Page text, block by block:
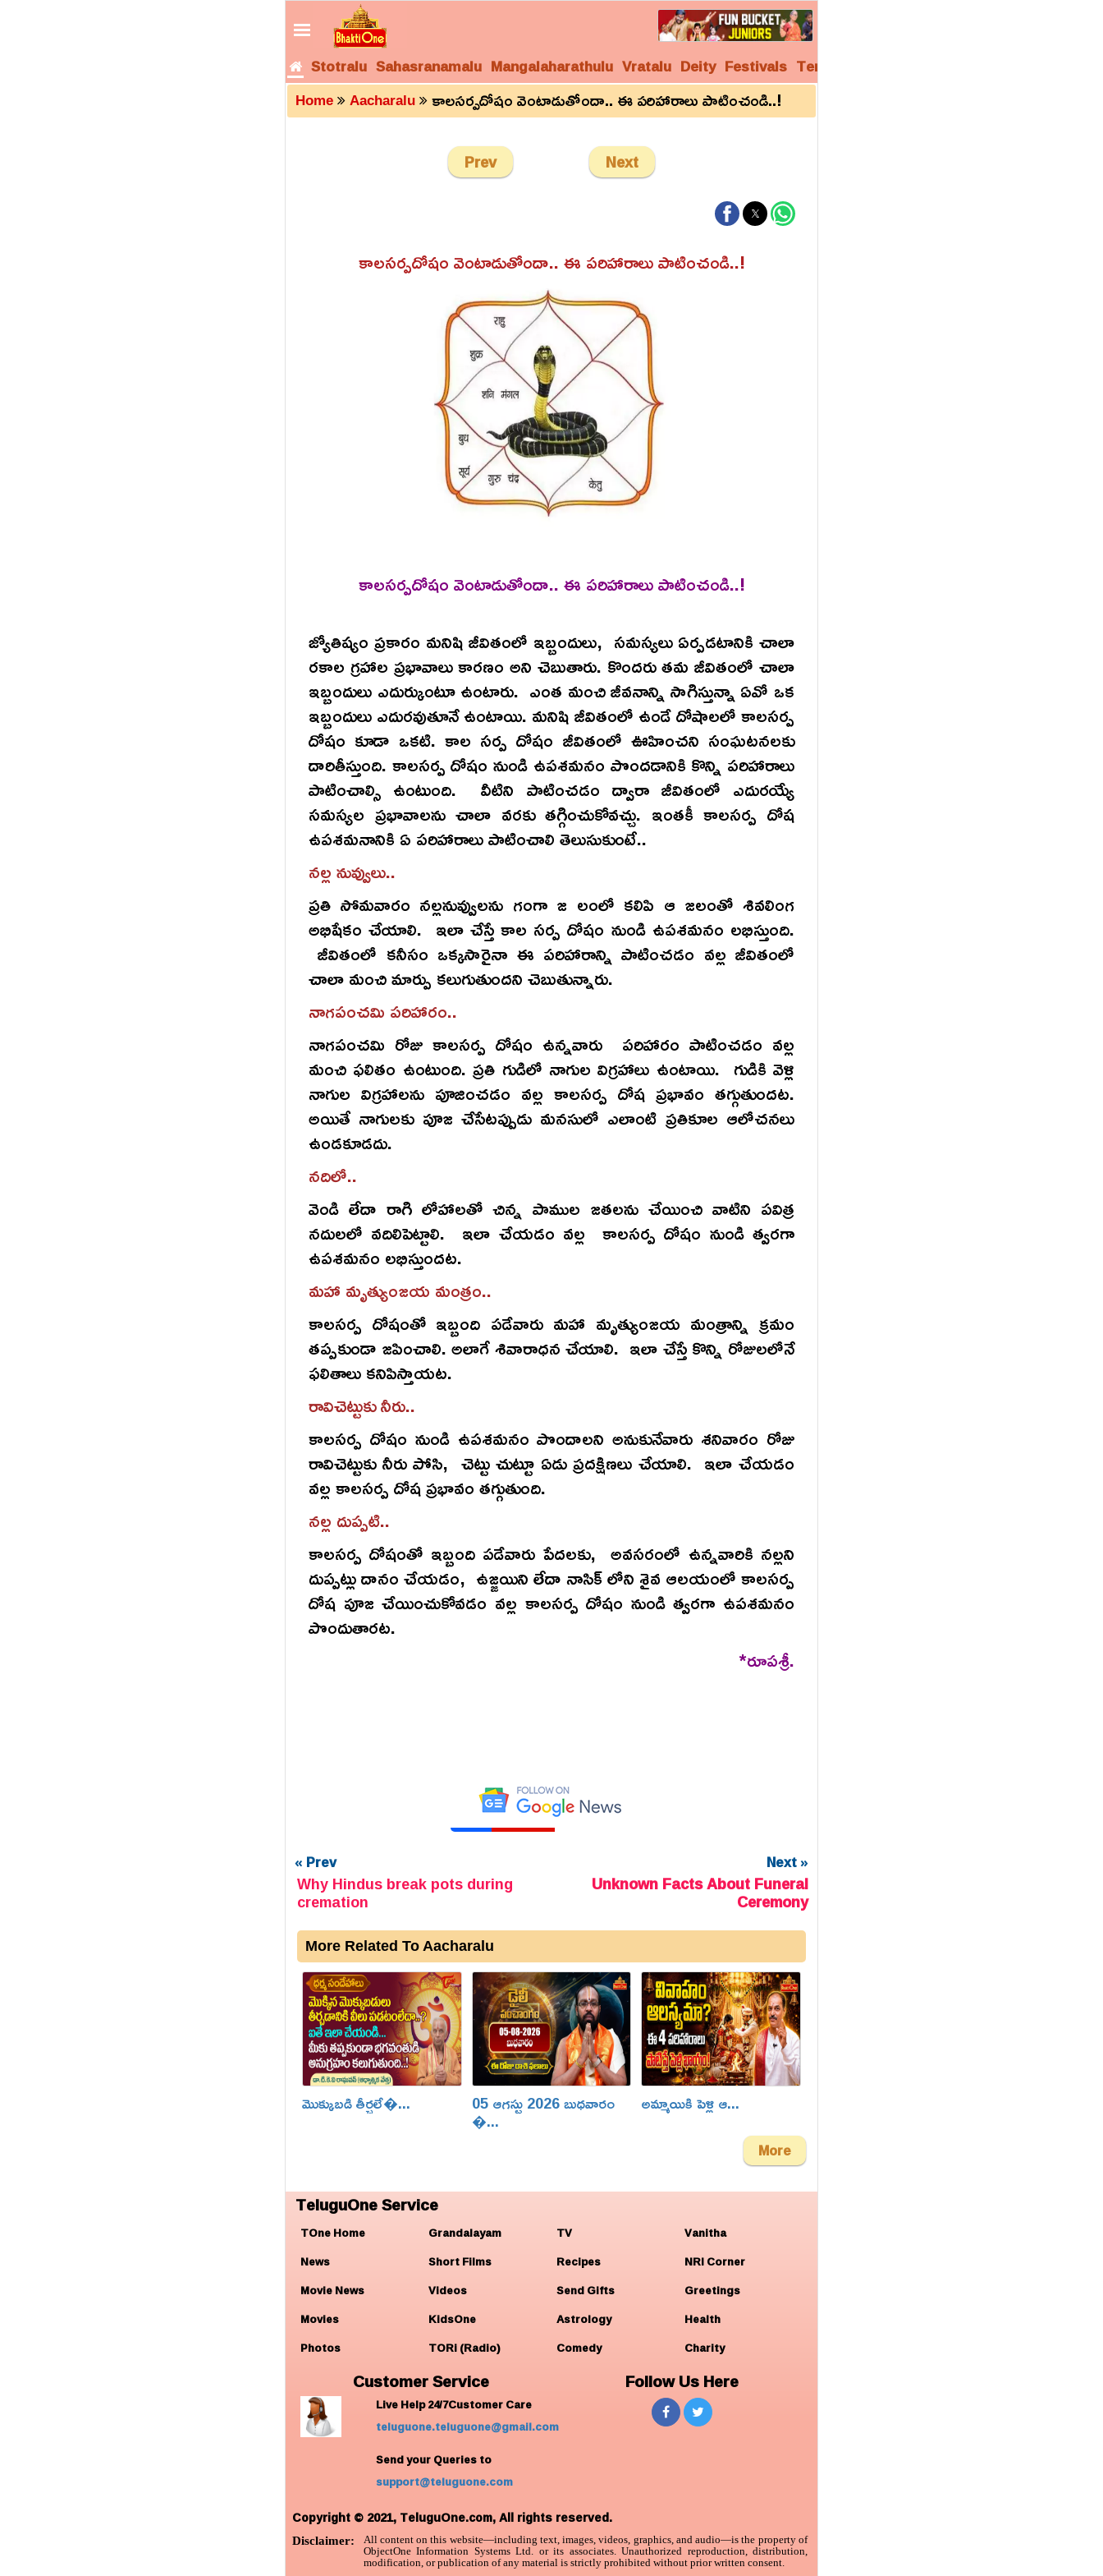
Stotralu Sahasranamalu Mangalaharathulu Vratalu Deity Festivals Temples
Home Aacharalu కాలసర్పదోషం వెంటాడుతోందా.. ఈ పరిహారాలు పాటించండి..!
Prev Next
కాలసర్పదోషం వెంటాడుతోందా.. ఈ పరిహారాలు పాటించండి..!
కాలసర్పదోషం వెంటాడుతోందా.. ఈ పరిహారాలు పాటించండి..!
జ్యోతిష్యం ప్రకారం మనిషి జీవితంలో ఇబ్బందులు, సమస్యలు ఏర్పడటానికి చాలా
రకాల గ్రహాల ప్రభావాలు కారణం అని చెబుతారు. కొందరు తమ జీవితంలో చాలా
ఇబ్బందులు ఎదుర్కుంటూ ఉంటారు. ఎంత మంచి జీవనాన్ని సాగిస్తున్నా ఏవో ఒక
ఇబ్బందులు ఎదురవుతూనే ఉంటాయి. మనిషి జీవితంలో ఉండే దోషాలలో కాలసర్ప
దోషం కూడా ఒకటి. కాల సర్ప దోషం జీవితంలో ఊహించని సంఘటనలకు
దారితీస్తుంది. కాలసర్ప దోషం నుండి ఉపశమనం పొందడానికి కొన్ని పరిహారాలు
పాటించాల్సి ఉంటుంది. వీటిని పాటించడం ద్వారా జీవితంలో ఎదురయ్యే
సమస్యల ప్రభావాలను చాలా వరకు తగ్గించుకోవచ్చు. ఇంతకీ కాలసర్ప దోష
ఉపశమనానికి ఏ పరిహారాలు పాటించాలి తెలుసుకుంటే..
నల్ల నువ్వులు..
ప్రతి సోమవారం నల్లనువ్వులను గంగా జ లంలో కలిపి ఆ జలంతో శివలింగ
అభిషేకం చేయాలి. ఇలా చేస్తే కాల సర్ప దోషం నుండి ఉపశమనం లభిస్తుంది.
జీవితంలో కనీసం ఒక్కసారైనా ఈ పరిహారాన్ని పాటించడం వల్ల జీవితంలో
చాలా మంచి మార్పు కలుగుతుందని చెబుతున్నారు.
నాగపంచమి పరిహారం..
నాగపంచమి రోజు కాలసర్ప దోషం ఉన్నవారు పరిహారం పాటించడం వల్ల
మంచి ఫలితం ఉంటుంది. ప్రతి గుడిలో నాగుల విగ్రహాలు ఉంటాయి. గుడికి వెళ్లి
నాగుల విగ్రహాలను పూజించడం వల్ల కాలసర్ప దోష ప్రభావం తగ్గుతుందట.
అయితే నాగులకు పూజ చేసేటప్పుడు మనసులో ఎలాంటి ప్రతికూల ఆలోచనలు
ఉండకూడదు.
నదిలో..
వెండి లేదా రాగి లోహాలతో చిన్న పాముల జతలను చేయించి వాటిని పవిత్ర
నదులలో వదిలిపెట్టాలి. ఇలా చేయడం వల్ల కాలసర్ప దోషం నుండి త్వరగా
ఉపశమనం లభిస్తుందట.
మహా మృత్యుంజయ మంత్రం..
కాలసర్ప దోషంతో ఇబ్బంది పడేవారు మహా మృత్యుంజయ మంత్రాన్ని క్రమం
తప్పకుండా జపించాలి. అలాగే శివారాధన చేయాలి. ఇలా చేస్తే కొన్ని రోజులలోనే
ఫలితాలు కనిపిస్తాయట.
రావిచెట్టుకు నీరు..
కాలసర్ప దోషం నుండి ఉపశమనం పొందాలని అనుకునేవారు శనివారం రోజు
రావిచెట్టుకు నీరు పోసి, చెట్టు చుట్టూ ఏడు ప్రదక్షిణలు చేయాలి. ఇలా చేయడం
వల్ల కాలసర్ప దోష ప్రభావం తగ్గుతుంది.
నల్ల దుప్పటి..
కాలసర్ప దోషంతో ఇబ్బంది పడేవారు పేదలకు, అవసరంలో ఉన్నవారికి నల్లని
దుప్పట్లు దానం చేయడం, ఉజ్జయిని లేదా నాసిక్ లోని శైవ ఆలయంలో కాలసర్ప
దోష పూజ చేయించుకోవడం వల్ల కాలసర్ప దోషం నుండి త్వరగా ఉపశమనం
పొందుతారట.
*రూపశ్రీ.
« Prev
Why Hindus break pots during
cremation
Next »
Unknown Facts About Funeral
Ceremony
More Related To Aacharalu
మొక్కుబడి తీర్చలే�... 05 ఆగస్టు 2026 బుధవారం
�...
అమ్మాయికి పెళ్లి ఆ...
More
TeluguOne Service
TOne Home
News
Movie News
Movies
Photos
Grandalayam
Short Films
Videos
KidsOne
TORi (Radio)
TV
Recipes
Send Gifts
Astrology
Comedy
Vanitha
NRI Corner
Greetings
Health
Charity
Customer Service
Live Help 24/7Customer Care
teluguone.teluguone@gmail.com
Send your Queries to
support@teluguone.com
Follow Us Here
Copyright © 2021, TeluguOne.com, All rights reserved.
Disclaimer:
All content on this website—including text, images, videos, graphics, and audio—is the property of
ObjectOne Information Systems Ltd. or its associates. Unauthorized reproduction, distribution,
modification, or publication of any material is strictly prohibited without prior written consent.